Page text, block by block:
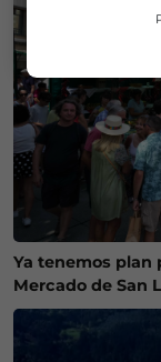
Ya tenemos plan
Mercado de San